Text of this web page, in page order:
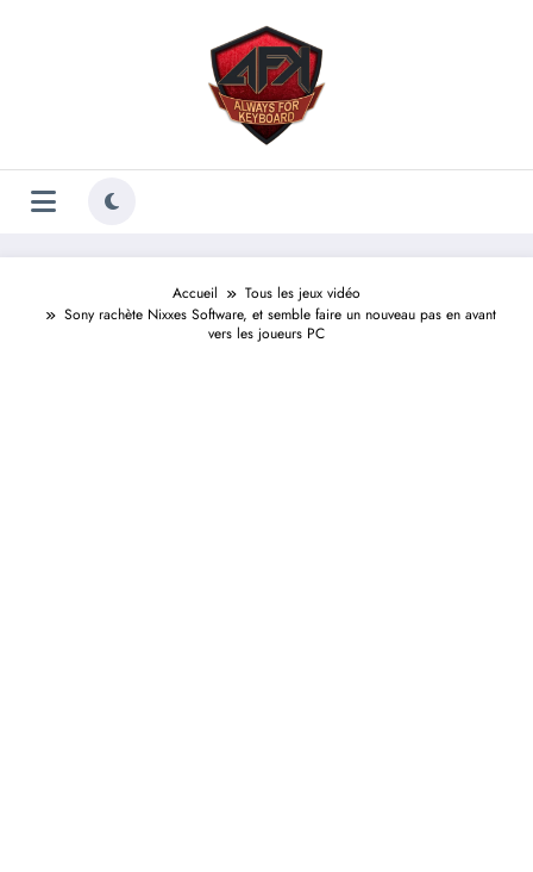
Accueil
Tous les jeux vidéo
Sony rachète Nixxes Software, et semble faire un nouveau pas en avant
vers les joueurs PC